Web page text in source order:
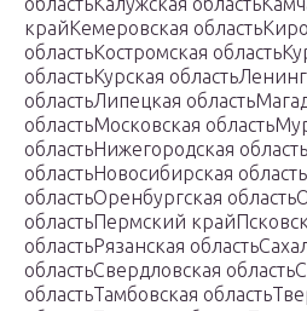
крайКемеровская
областьКостромская
областьКурская
областьЛипецкая
областьМосковская
областьНижегородская
областьНовосибирская
областьОренбургская
областьПермский
областьРязанская
областьСвердловская
областьТамбовская